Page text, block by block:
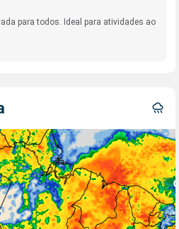
para todos. Ideal para atividades ao